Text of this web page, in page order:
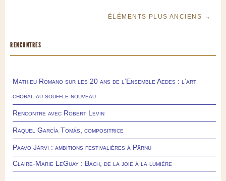
ÉLÉMENTS PLUS ANCIENS →
RENCONTRES
Mathieu Romano sur les 20 ans de l’Ensemble Aedes : l’art
choral au souffle nouveau
Rencontre avec Robert Levin
Raquel García Tomás, compositrice
Paavo Järvi : ambitions festivalières à Pärnu
Claire-Marie LeGuay : Bach, de la joie à la lumière